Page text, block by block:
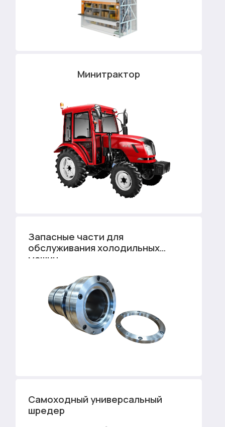
Минитрактор
Запасные части для
обслуживания холодильных
машин
Самоходный универсальный
шредер